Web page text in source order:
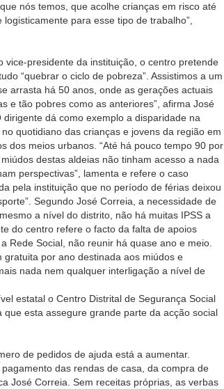
nós temos, que acolhe crianças em risco até
para esse tipo de trabalho”,
vice-presidente da instituição, o centro pretende
“quebrar o ciclo de pobreza”. Assistimos a um
arrasta há 50 anos, onde as gerações actuais
e tão pobres como as anteriores”, afirma José
dirigente dá como exemplo a disparidade na
quotidiano das crianças e jovens da região em
dos meios urbanos. “Até há pouco tempo 90 por
destas aldeias não tinham acesso a nada
perspectivas”, lamenta e refere o caso
pela instituição que no período de férias deixou
Segundo José Correia, a necessidade de
a nível do distrito, não há muitas IPSS a
do centro refere o facto da falta de apoios
Rede Social, não reunir há quase ano e meio.
por ano destinada aos miúdos e
nada nem qualquer interligação a nível de
estatal o Centro Distrital de Segurança Social
esta assegure grande parte da acção social
de pedidos de ajuda está a aumentar.
das rendas de casa, da compra de
José Correia. Sem receitas próprias, as verbas